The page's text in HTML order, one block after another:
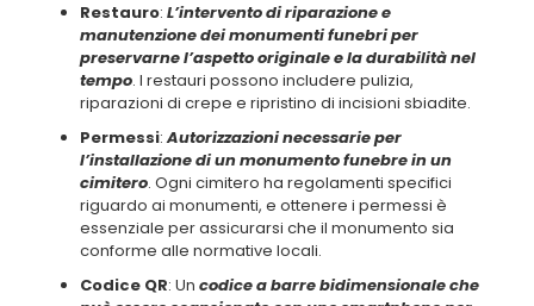
Restauro: L’intervento di riparazione e
manutenzione dei monumenti funebri per
preservarne l’aspetto originale e la durabilità nel
tempo. I restauri possono includere pulizia,
riparazioni di crepe e ripristino di incisioni sbiadite.
Permessi:Autorizzazioni necessarie per
l’installazione di un monumento funebre in un
cimitero. Ogni cimitero ha regolamenti specifici
riguardo ai monumenti, e ottenere i permessi è
essenziale per assicurarsi che il monumento sia
conforme alle normative locali.
Codice QR: Un codice a barre bidimensionale che